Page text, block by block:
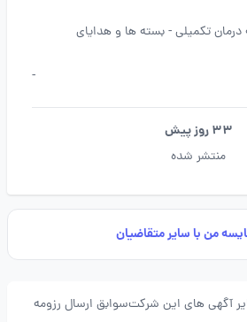
درمان تکمیلی -بسته ها و هدایای
-
33 روز پیش
منتشر شده
من با سایر متقاضیان
آگهی های این شرکتسوابق ارسال رزومه